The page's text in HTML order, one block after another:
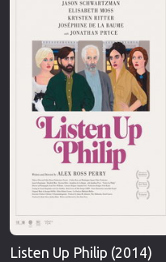
Listen Up Philip (2014)